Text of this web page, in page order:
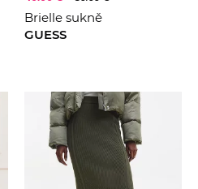
Brielle sukně
GUESS